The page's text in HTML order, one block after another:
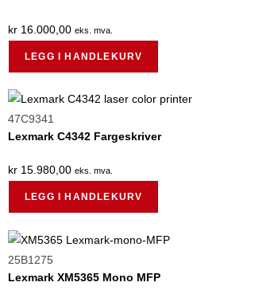
kr 16.000,00 eks. mva.
LEGG I HANDLEKURV
47C9341
Lexmark C4342 Fargeskriver
kr 15.980,00 eks. mva.
LEGG I HANDLEKURV
25B1275
Lexmark XM5365 Mono MFP